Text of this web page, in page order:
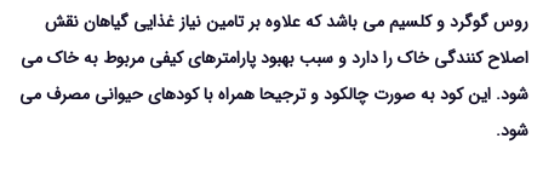
روس گوگرد و کلسیم می باشد که علاوه بر تامین نیاز غذایی گیاهان نقش
اصلاح کنندگی خاک را دارد و سبب بهبود پارامترهای کیفی مربوط به خاک می
شود. این کود به صورت چالکود و ترجیحا همراه با کودهای حیوانی مصرف می
شود.